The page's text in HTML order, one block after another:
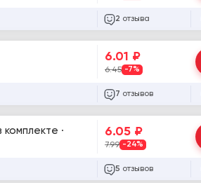
2 отзыва
6.01 ₽
6.45 -7%
7 отзывов
·
6.05 ₽
7.99 -24%
5 отзывов